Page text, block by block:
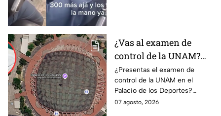
¿Vas al examen de
control de la UNAM?
Así puedes llegar al
Palacio de los Deportes
en Metro, camión y
Metrobús
¿Presentas el examen de
control de la UNAM en el
Palacio de los Deportes?
Consulta cómo llegar en
07 agosto, 2026